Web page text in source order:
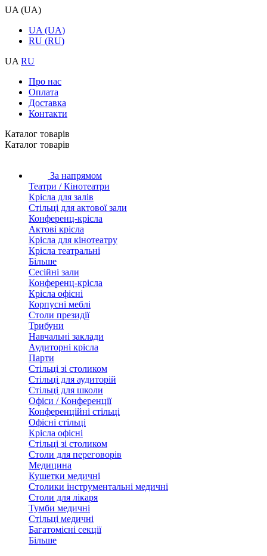
UA (UA)
UA (UA)
RU (RU)
UA RU
Про нас
Оплата
Доставка
Контакти
Каталог товарiв
Каталог товарiв
За напрямом
Театри / Кінотеатри
Крісла для залів
Стільці для актової зали
Конференц-крісла
Актові крісла
Крісла для кінотеатру
Крісла театральні
Більше
Сесійні зали
Конференц-крісла
Крісла офісні
Корпусні меблі
Столи президії
Трибуни
Навчальні заклади
Аудиторні крісла
Парти
Стільці зі столиком
Стільці для аудиторій
Стільці для школи
Офіси / Конференції
Конференційні стільці
Офісні стільці
Крісла офісні
Стільці зі столиком
Столи для переговорів
Медицина
Кушетки медичні
Столики інструментальні медичні
Столи для лікаря
Тумби медичні
Стільці медичні
Багатомісні секції
Більше